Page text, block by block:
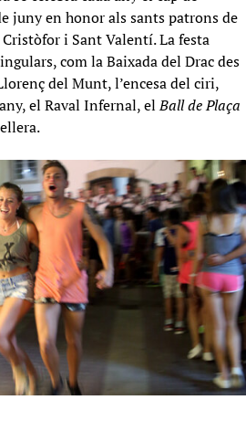
juny en honor als sants patrons de
i Sant Valentí. La festa
com la Baixada del Drac des
del Munt, l’encesa del ciri,
el Raval Infernal, elBall de Plaça